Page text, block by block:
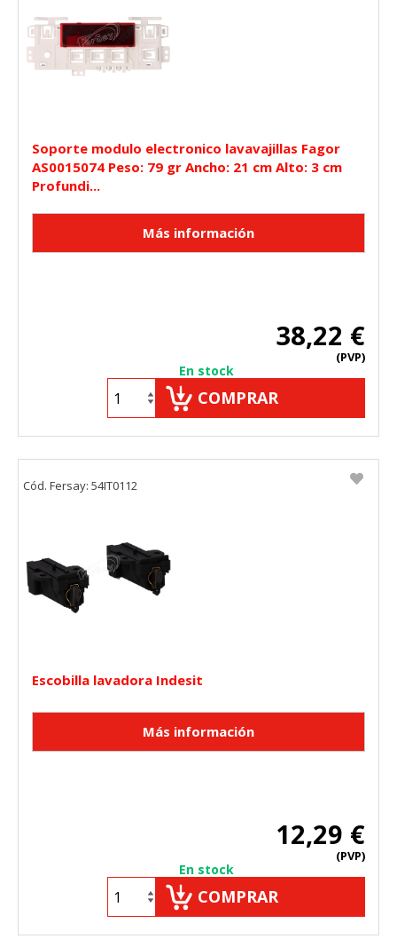
Soporte modulo electronico lavavajillas Fagor
AS0015074 Peso: 79 gr Ancho: 21 cm Alto: 3 cm
Profundi...
38,22 €
(PVP)
En stock
COMPRAR
Escobilla lavadora Indesit
12,29 €
(PVP)
En stock
COMPRAR
Cód. Fersay: 54IT0112